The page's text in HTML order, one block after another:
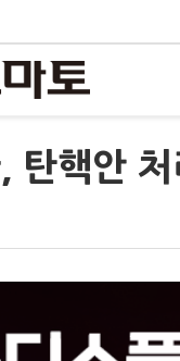
탄핵안